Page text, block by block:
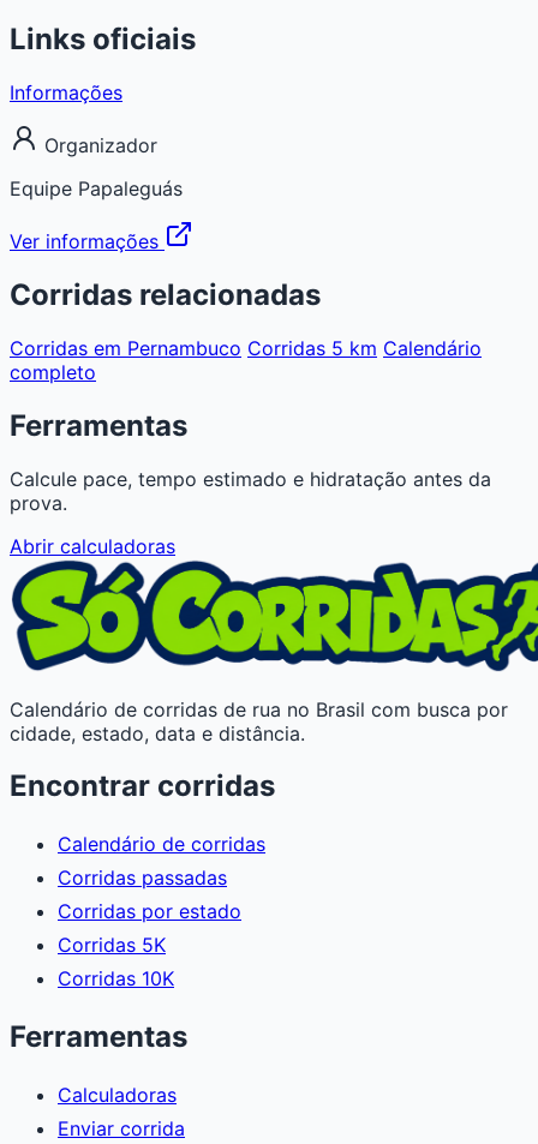
Links oficiais
Informações
Organizador
Equipe Papaleguás
Ver informações
Corridas relacionadas
Corridas em Pernambuco Corridas 5 km Calendário
completo
Ferramentas
Calcule pace, tempo estimado e hidratação antes da
prova.
Abrir calculadoras
Calendário de corridas de rua no Brasil com busca por
cidade, estado, data e distância.
Encontrar corridas
Calendário de corridas
Corridas passadas
Corridas por estado
Corridas 5K
Corridas 10K
Ferramentas
Calculadoras
Enviar corrida